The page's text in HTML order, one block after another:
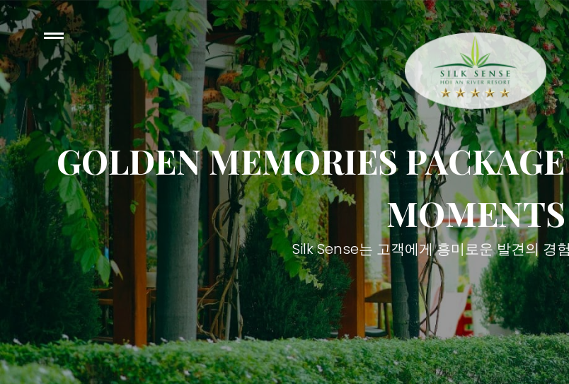
GOLDEN MEMORIES
MOMENTS
Silk Sense는 고객에게 흥미로운 발견의 경